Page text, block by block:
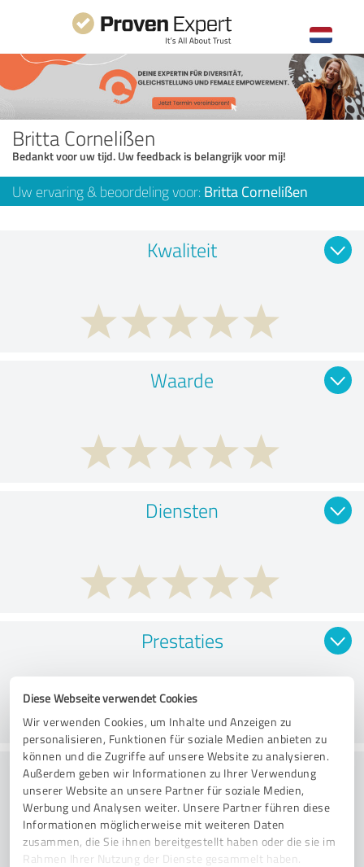
Diese Webseite verwendet Cookies
Wir verwenden Cookies, um Inhalte und Anzeigen zu
personalisieren, Funktionen für soziale Medien anbieten zu
können und die Zugriffe auf unsere Website zu analysieren.
Außerdem geben wir Informationen zu Ihrer Verwendung
unserer Website an unsere Partner für soziale Medien,
Werbung und Analysen weiter. Unsere Partner führen diese
Informationen möglicherweise mit weiteren Daten
zusammen, die Sie ihnen bereitgestellt haben oder die sie im
Rahmen Ihrer Nutzung der Dienste gesammelt haben.
Britta Cornelißen
Bedankt voor uw tijd. Uw feedback is belangrijk voor mij!
Uw ervaring & beoordeling voor: Britta Cornelißen
Kwaliteit
Waarde
Diensten
Prestaties
Consulting